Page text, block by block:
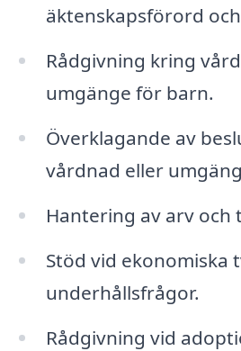
äktenskapsförord
Rådgivning kring
umgänge för barn.
Överklagande av
vårdnad eller
Hantering av arv och
Stöd vid ekonomiska
underhållsfrågor.
Rådgivning vid